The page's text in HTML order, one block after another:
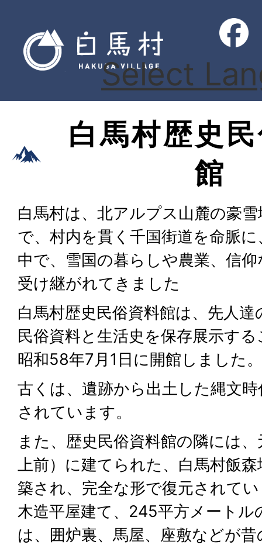
Select
白馬村歴史
館
白馬村は、北アルプス山麓の豪
で、村内を貫く千国街道を命脈
中で、雪国の暮らしや農業、信
受け継がれてきました
白馬村歴史民俗資料館は、先人
民俗資料と生活史を保存展示す
昭和58年7月1日に開館しました。
古くは、遺跡から出土した縄文
されています。
また、歴史民俗資料館の隣には
上前）に建てられた、白馬村飯
築され、完全な形で復元されて
木造平屋建て、245平方メートル
は、囲炉裏、馬屋、座敷などが